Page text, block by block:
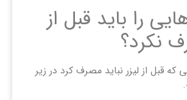
را باید قبل از
نکرد؟
که قبل از لیزر نباید مصرف کرد در زیر